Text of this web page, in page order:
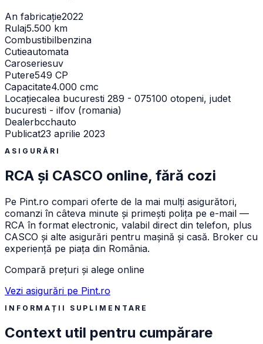
An fabricație2022
Rulaj5.500 km
Combustibilbenzina
Cutieautomata
Caroseriesuv
Putere549 CP
Capacitate4.000 cmc
Locațiecalea bucuresti 289 - 075100 otopeni, judet
bucuresti - ilfov (romania)
Dealerbcchauto
Publicat23 aprilie 2023
ASIGURĂRI
RCA și CASCO online, fără cozi
Pe Pint.ro compari oferte de la mai mulți asigurători,
comanzi în câteva minute și primești polița pe e-mail —
RCA în format electronic, valabil direct din telefon, plus
CASCO și alte asigurări pentru mașină și casă. Broker cu
experiență pe piața din România.
Compară prețuri și alege online
Vezi asigurări pe Pint.ro
INFORMAȚII SUPLIMENTARE
Context util pentru cumpărare